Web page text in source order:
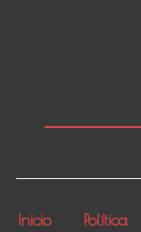
Inicio Política